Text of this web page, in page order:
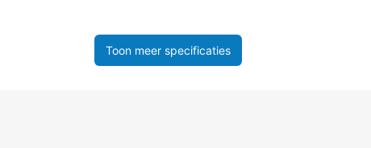
Toon meer specificaties